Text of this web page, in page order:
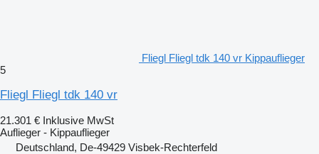
Fliegl Fliegl tdk 140 vr Kippauflieger
5
Fliegl Fliegl tdk 140 vr
21.301 € Inklusive MwSt
Auflieger - Kippauflieger
Deutschland, De-49429 Visbek-Rechterfeld